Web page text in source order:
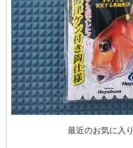
最近のお気に入